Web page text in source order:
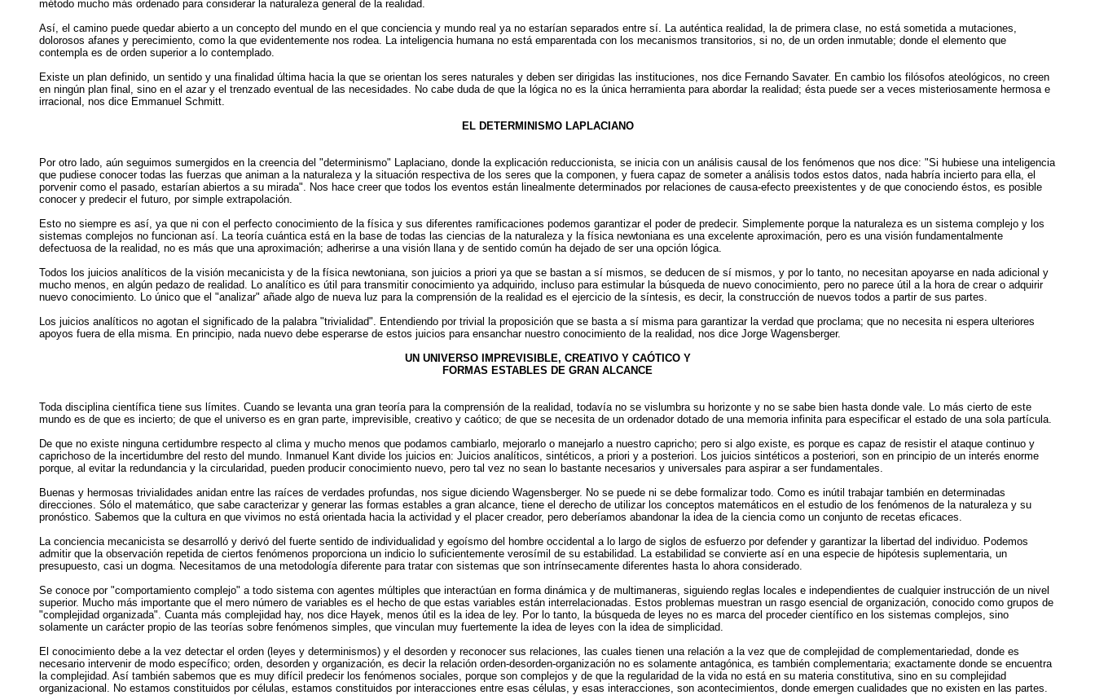
método mucho más ordenado para considerar la naturaleza general de la realidad.
Así, el camino puede quedar abierto a un concepto del mundo en el que conciencia y mundo real ya no estarían separados entre sí. La auténtica realidad, la de primera clase, no está sometida a mutaciones,
dolorosos afanes y perecimiento, como la que evidentemente nos rodea. La inteligencia humana no está emparentada con los mecanismos transitorios, si no, de un orden inmutable; donde el elemento que
contempla es de orden superior a lo contemplado.
Existe un plan definido, un sentido y una finalidad última hacia la que se orientan los seres naturales y deben ser dirigidas las instituciones, nos dice Fernando Savater. En cambio los filósofos ateológicos, no creen
en ningún plan final, sino en el azar y el trenzado eventual de las necesidades. No cabe duda de que la lógica no es la única herramienta para abordar la realidad; ésta puede ser a veces misteriosamente hermosa e
irracional, nos dice Emmanuel Schmitt.
EL DETERMINISMO LAPLACIANO
Por otro lado, aún seguimos sumergidos en la creencia del "determinismo" Laplaciano, donde la explicación reduccionista, se inicia con un análisis causal de los fenómenos que nos dice: "Si hubiese una inteligencia
que pudiese conocer todas las fuerzas que animan a la naturaleza y la situación respectiva de los seres que la componen, y fuera capaz de someter a análisis todos estos datos, nada habría incierto para ella, el
porvenir como el pasado, estarían abiertos a su mirada". Nos hace creer que todos los eventos están linealmente determinados por relaciones de causa-efecto preexistentes y de que conociendo éstos, es posible
conocer y predecir el futuro, por simple extrapolación.
Esto no siempre es así, ya que ni con el perfecto conocimiento de la física y sus diferentes ramificaciones podemos garantizar el poder de predecir. Simplemente porque la naturaleza es un sistema complejo y los
sistemas complejos no funcionan así. La teoría cuántica está en la base de todas las ciencias de la naturaleza y la física newtoniana es una excelente aproximación, pero es una visión fundamentalmente
defectuosa de la realidad, no es más que una aproximación; adherirse a una visión llana y de sentido común ha dejado de ser una opción lógica.
Todos los juicios analíticos de la visión mecanicista y de la física newtoniana, son juicios a priori ya que se bastan a sí mismos, se deducen de sí mismos, y por lo tanto, no necesitan apoyarse en nada adicional y
mucho menos, en algún pedazo de realidad. Lo analítico es útil para transmitir conocimiento ya adquirido, incluso para estimular la búsqueda de nuevo conocimiento, pero no parece útil a la hora de crear o adquirir
nuevo conocimiento. Lo único que el "analizar" añade algo de nueva luz para la comprensión de la realidad es el ejercicio de la síntesis, es decir, la construcción de nuevos todos a partir de sus partes.
Los juicios analíticos no agotan el significado de la palabra "trivialidad". Entendiendo por trivial la proposición que se basta a sí misma para garantizar la verdad que proclama; que no necesita ni espera ulteriores
apoyos fuera de ella misma. En principio, nada nuevo debe esperarse de estos juicios para ensanchar nuestro conocimiento de la realidad, nos dice Jorge Wagensberger.
UN UNIVERSO IMPREVISIBLE, CREATIVO Y CAÓTICO Y
FORMAS ESTABLES DE GRAN ALCANCE
Toda disciplina científica tiene sus límites. Cuando se levanta una gran teoría para la comprensión de la realidad, todavía no se vislumbra su horizonte y no se sabe bien hasta donde vale. Lo más cierto de este
mundo es de que es incierto; de que el universo es en gran parte, imprevisible, creativo y caótico; de que se necesita de un ordenador dotado de una memoria infinita para especificar el estado de una sola partícula.
De que no existe ninguna certidumbre respecto al clima y mucho menos que podamos cambiarlo, mejorarlo o manejarlo a nuestro capricho; pero si algo existe, es porque es capaz de resistir el ataque continuo y
caprichoso de la incertidumbre del resto del mundo. Inmanuel Kant divide los juicios en: Juicios analíticos, sintéticos, a priori y a posteriori. Los juicios sintéticos a posteriori, son en principio de un interés enorme
porque, al evitar la redundancia y la circularidad, pueden producir conocimiento nuevo, pero tal vez no sean lo bastante necesarios y universales para aspirar a ser fundamentales.
Buenas y hermosas trivialidades anidan entre las raíces de verdades profundas, nos sigue diciendo Wagensberger. No se puede ni se debe formalizar todo. Como es inútil trabajar también en determinadas
direcciones. Sólo el matemático, que sabe caracterizar y generar las formas estables a gran alcance, tiene el derecho de utilizar los conceptos matemáticos en el estudio de los fenómenos de la naturaleza y su
pronóstico. Sabemos que la cultura en que vivimos no está orientada hacia la actividad y el placer creador, pero deberíamos abandonar la idea de la ciencia como un conjunto de recetas eficaces.
La conciencia mecanicista se desarrolló y derivó del fuerte sentido de individualidad y egoísmo del hombre occidental a lo largo de siglos de esfuerzo por defender y garantizar la libertad del individuo. Podemos
admitir que la observación repetida de ciertos fenómenos proporciona un indicio lo suficientemente verosímil de su estabilidad. La estabilidad se convierte así en una especie de hipótesis suplementaria, un
presupuesto, casi un dogma. Necesitamos de una metodología diferente para tratar con sistemas que son intrínsecamente diferentes hasta lo ahora considerado.
Se conoce por "comportamiento complejo" a todo sistema con agentes múltiples que interactúan en forma dinámica y de multimaneras, siguiendo reglas locales e independientes de cualquier instrucción de un nivel
superior. Mucho más importante que el mero número de variables es el hecho de que estas variables están interrelacionadas. Estos problemas muestran un rasgo esencial de organización, conocido como grupos de
"complejidad organizada". Cuanta más complejidad hay, nos dice Hayek, menos útil es la idea de ley. Por lo tanto, la búsqueda de leyes no es marca del proceder científico en los sistemas complejos, sino
solamente un carácter propio de las teorías sobre fenómenos simples, que vinculan muy fuertemente la idea de leyes con la idea de simplicidad.
El conocimiento debe a la vez detectar el orden (leyes y determinismos) y el desorden y reconocer sus relaciones, las cuales tienen una relación a la vez que de complejidad de complementariedad, donde es
necesario intervenir de modo específico; orden, desorden y organización, es decir la relación orden-desorden-organización no es solamente antagónica, es también complementaria; exactamente donde se encuentra
la complejidad. Así también sabemos que es muy difícil predecir los fenómenos sociales, porque son complejos y de que la regularidad de la vida no está en su materia constitutiva, sino en su complejidad
organizacional. No estamos constituidos por células, estamos constituidos por interacciones entre esas células, y esas interacciones, son acontecimientos, donde emergen cualidades que no existen en las partes.